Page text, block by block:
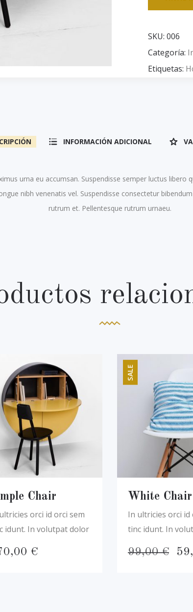
SKU: 006
Categoría:
Etiquetas:
INFORMACIÓN ADICIONAL
urna eu accumsan. Suspendisse semper luctus libero
nibh venenatis vel. Suspendisse consectetur
rutrum et. Pellentesque rutrum urnaeu.
Chair
orci id orci sem
idunt. In volutpat dolor
€
SALE
White Chair
In ultricies orci id
tinc idunt. In
99,00€
El